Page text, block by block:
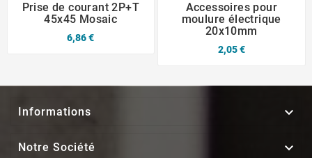
Prise de courant 2P+T
45x45 Mosaic
6,86 €
Accessoires pour
moulure électrique
20x10mm
2,05 €
Informations 
Notre Société 